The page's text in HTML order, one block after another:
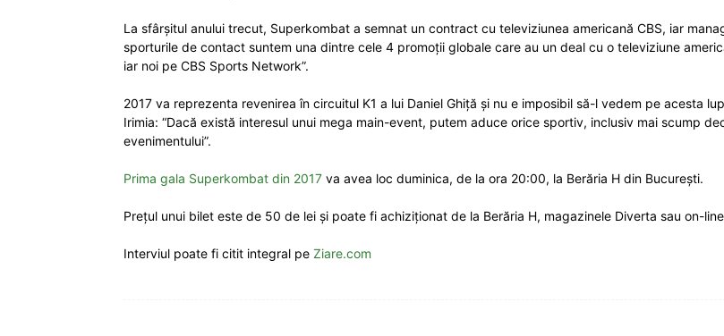
La sfârșitul anului trecut, Superkombat a semnat un contract cu televiziunea americană CBS, iar
sporturile de contact suntem una dintre cele 4 promoții globale care au un deal cu o televiziune
iar noi pe CBS Sports Network”.
2017 va reprezenta revenirea în circuitul K1 a lui Daniel Ghiță și nu e imposibil să-l vedem pe acesta
Irimia: “Dacă există interesul unui mega main-event, putem aduce orice sportiv, inclusiv mai scump
evenimentului”.
Prima gala Superkombat din 2017 va avea loc duminica, de la ora 20:00, la Berăria H din București.
Prețul unui bilet este de 50 de lei și poate fi achiziționat de la Berăria H, magazinele Diverta sau on-
Interviul poate fi citit integral pe Ziare.com